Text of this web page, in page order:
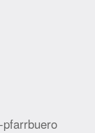
pfarrbuero